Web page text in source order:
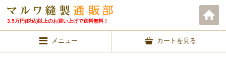
3.5万円(税込)以上のお買い上げで送料無料！
メニュー カートを見る